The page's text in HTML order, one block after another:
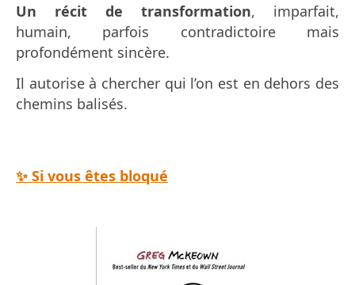
Un récit de transformation, imparfait,
humain, parfois contradictoire mais
profondément sincère.
Il autorise à chercher qui l’on est en dehors des
chemins balisés.
✨ Si vous êtes bloqué